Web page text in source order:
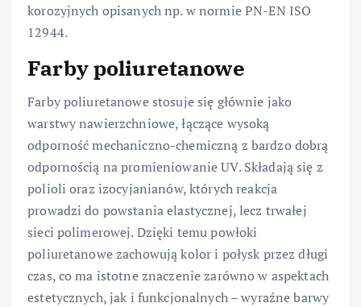
korozyjnych opisanych np. w normie PN-EN ISO
12944.
Farby poliuretanowe
Farby poliuretanowe stosuje się głównie jako
warstwy nawierzchniowe, łączące wysoką
odporność mechaniczno-chemiczną z bardzo dobrą
odpornością na promieniowanie UV. Składają się z
polioli oraz izocyjanianów, których reakcja
prowadzi do powstania elastycznej, lecz trwałej
sieci polimerowej. Dzięki temu powłoki
poliuretanowe zachowują kolor i połysk przez długi
czas, co ma istotne znaczenie zarówno w aspektach
estetycznych, jak i funkcjonalnych – wyraźne barwy